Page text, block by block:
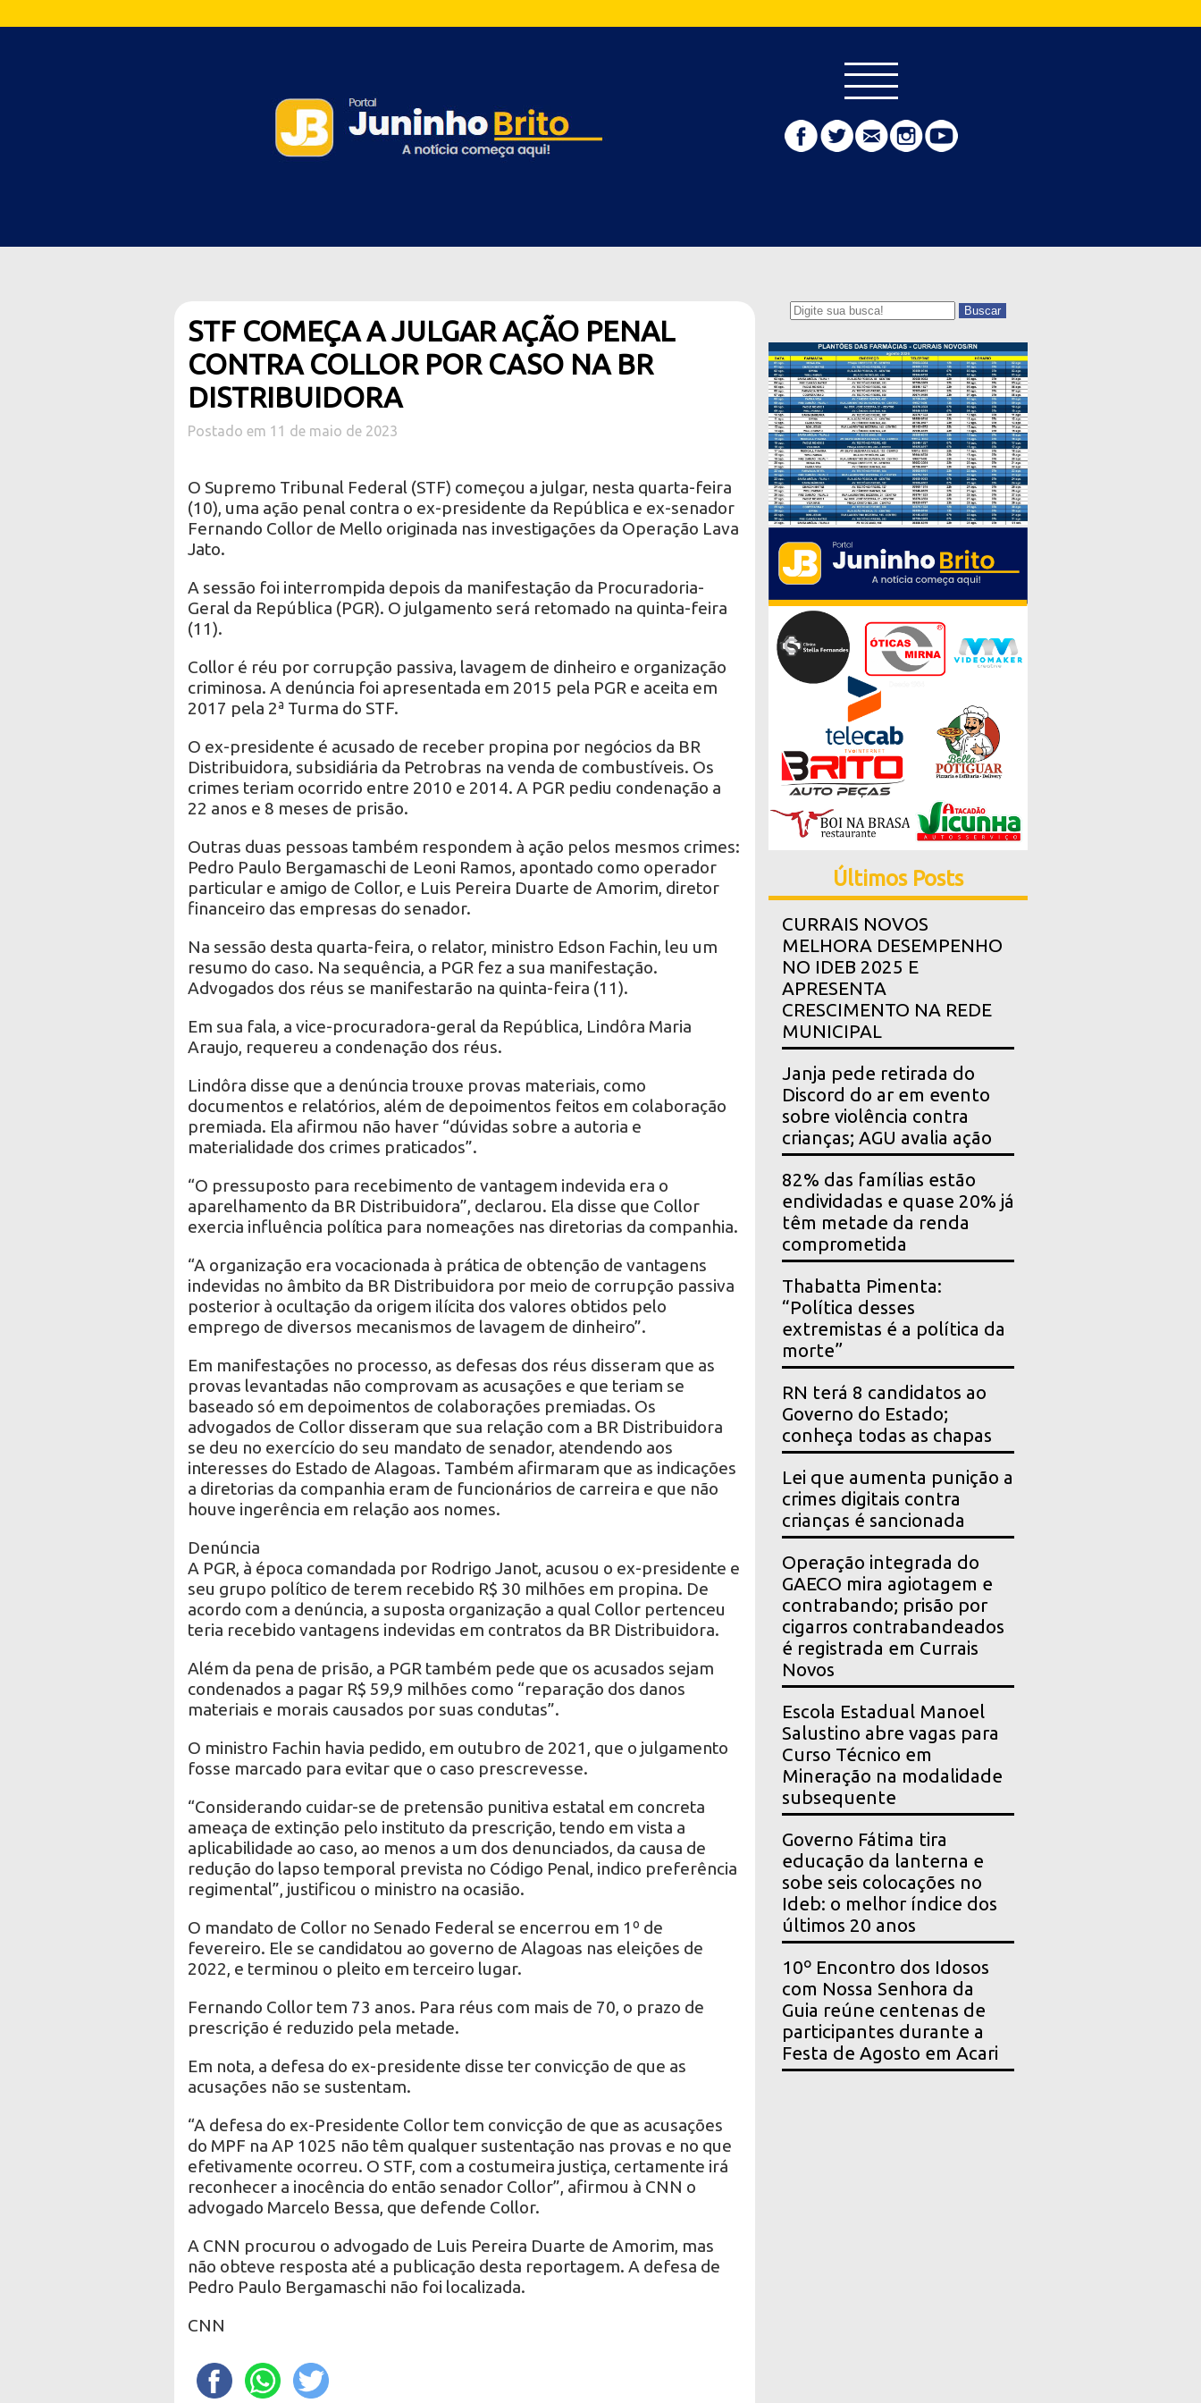
STF COMEÇA A JULGAR AÇÃO PENAL
CONTRA COLLOR POR CASO NA BR
DISTRIBUIDORA
Postado em 11 de maio de 2023
O Supremo Tribunal Federal (STF) começou a julgar, nesta quarta-feira
(10), uma ação penal contra o ex-presidente da República e ex-senador
Fernando Collor de Mello originada nas investigações da Operação Lava
Jato.
A sessão foi interrompida depois da manifestação da Procuradoria-
Geral da República (PGR). O julgamento será retomado na quinta-feira
(11).
Collor é réu por corrupção passiva, lavagem de dinheiro e organização
criminosa. A denúncia foi apresentada em 2015 pela PGR e aceita em
2017 pela 2ª Turma do STF.
O ex-presidente é acusado de receber propina por negócios da BR
Distribuidora, subsidiária da Petrobras na venda de combustíveis. Os
crimes teriam ocorrido entre 2010 e 2014. A PGR pediu condenação a
22 anos e 8 meses de prisão.
Outras duas pessoas também respondem à ação pelos mesmos crimes:
Pedro Paulo Bergamaschi de Leoni Ramos, apontado como operador
particular e amigo de Collor, e Luis Pereira Duarte de Amorim, diretor
financeiro das empresas do senador.
Na sessão desta quarta-feira, o relator, ministro Edson Fachin, leu um
resumo do caso. Na sequência, a PGR fez a sua manifestação.
Advogados dos réus se manifestarão na quinta-feira (11).
Em sua fala, a vice-procuradora-geral da República, Lindôra Maria
Araujo, requereu a condenação dos réus.
Lindôra disse que a denúncia trouxe provas materiais, como
documentos e relatórios, além de depoimentos feitos em colaboração
premiada. Ela afirmou não haver “dúvidas sobre a autoria e
materialidade dos crimes praticados”.
“O pressuposto para recebimento de vantagem indevida era o
aparelhamento da BR Distribuidora”, declarou. Ela disse que Collor
exercia influência política para nomeações nas diretorias da companhia.
“A organização era vocacionada à prática de obtenção de vantagens
indevidas no âmbito da BR Distribuidora por meio de corrupção passiva
posterior à ocultação da origem ilícita dos valores obtidos pelo
emprego de diversos mecanismos de lavagem de dinheiro”.
Em manifestações no processo, as defesas dos réus disseram que as
provas levantadas não comprovam as acusações e que teriam se
baseado só em depoimentos de colaborações premiadas. Os
advogados de Collor disseram que sua relação com a BR Distribuidora
se deu no exercício do seu mandato de senador, atendendo aos
interesses do Estado de Alagoas. Também afirmaram que as indicações
a diretorias da companhia eram de funcionários de carreira e que não
houve ingerência em relação aos nomes.
Denúncia
A PGR, à época comandada por Rodrigo Janot, acusou o ex-presidente e
seu grupo político de terem recebido R$ 30 milhões em propina. De
acordo com a denúncia, a suposta organização a qual Collor pertenceu
teria recebido vantagens indevidas em contratos da BR Distribuidora.
Além da pena de prisão, a PGR também pede que os acusados sejam
condenados a pagar R$ 59,9 milhões como “reparação dos danos
materiais e morais causados por suas condutas”.
O ministro Fachin havia pedido, em outubro de 2021, que o julgamento
fosse marcado para evitar que o caso prescrevesse.
“Considerando cuidar-se de pretensão punitiva estatal em concreta
ameaça de extinção pelo instituto da prescrição, tendo em vista a
aplicabilidade ao caso, ao menos a um dos denunciados, da causa de
redução do lapso temporal prevista no Código Penal, indico preferência
regimental”, justificou o ministro na ocasião.
O mandato de Collor no Senado Federal se encerrou em 1º de
fevereiro. Ele se candidatou ao governo de Alagoas nas eleições de
2022, e terminou o pleito em terceiro lugar.
Fernando Collor tem 73 anos. Para réus com mais de 70, o prazo de
prescrição é reduzido pela metade.
Em nota, a defesa do ex-presidente disse ter convicção de que as
acusações não se sustentam.
“A defesa do ex-Presidente Collor tem convicção de que as acusações
do MPF na AP 1025 não têm qualquer sustentação nas provas e no que
efetivamente ocorreu. O STF, com a costumeira justiça, certamente irá
reconhecer a inocência do então senador Collor”, afirmou à CNN o
advogado Marcelo Bessa, que defende Collor.
A CNN procurou o advogado de Luis Pereira Duarte de Amorim, mas
não obteve resposta até a publicação desta reportagem. A defesa de
Pedro Paulo Bergamaschi não foi localizada.
CNN
Buscar
Últimos Posts
CURRAIS NOVOS
MELHORA DESEMPENHO
NO IDEB 2025 E
APRESENTA
CRESCIMENTO NA REDE
MUNICIPAL
Janja pede retirada do
Discord do ar em evento
sobre violência contra
crianças; AGU avalia ação
82% das famílias estão
endividadas e quase 20% já
têm metade da renda
comprometida
Thabatta Pimenta:
“Política desses
extremistas é a política da
morte”
RN terá 8 candidatos ao
Governo do Estado;
conheça todas as chapas
Lei que aumenta punição a
crimes digitais contra
crianças é sancionada
Operação integrada do
GAECO mira agiotagem e
contrabando; prisão por
cigarros contrabandeados
é registrada em Currais
Novos
Escola Estadual Manoel
Salustino abre vagas para
Curso Técnico em
Mineração na modalidade
subsequente
Governo Fátima tira
educação da lanterna e
sobe seis colocações no
Ideb: o melhor índice dos
últimos 20 anos
10º Encontro dos Idosos
com Nossa Senhora da
Guia reúne centenas de
participantes durante a
Festa de Agosto em Acari